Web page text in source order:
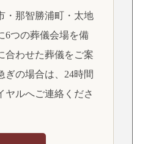
・那智勝浦町・太地
6つの葬儀会場を備
合わせた葬儀をご案
ぎの場合は、24時間
ヤルへご連絡くださ